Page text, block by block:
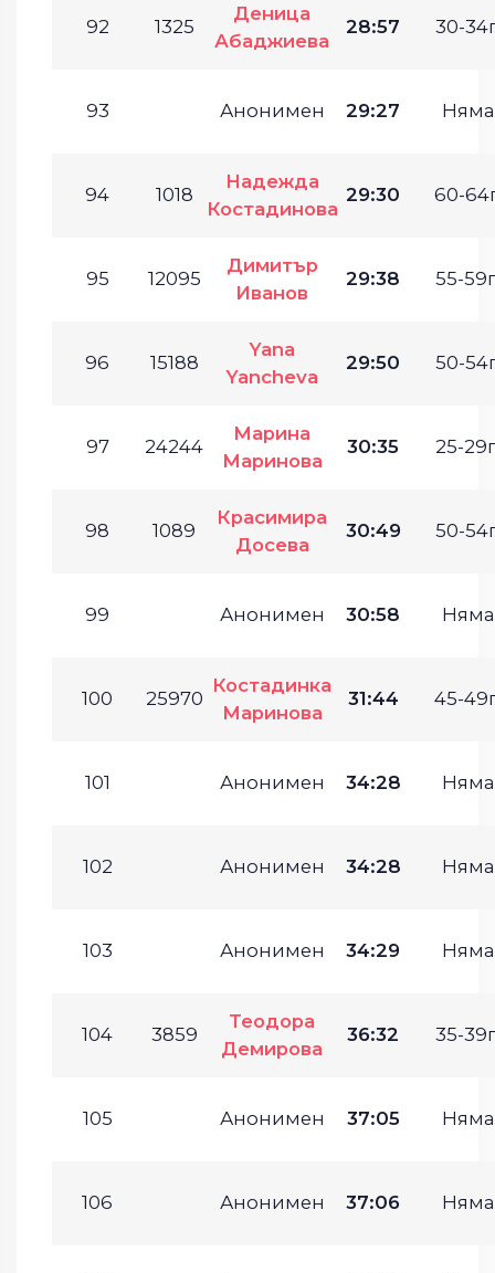
92 1325
Деница
Абаджиева
28:57 30-
93 Анонимен 29:27 Няма
94 1018
Надежда
Костадинова
29:30 60-
95 12095
Димитър
Иванов
29:38 55-
96 15188
Yana
Yancheva
29:50 50-
97 24244
Марина
Маринова
30:35 25-
98 1089
Красимира
Досева
30:49 50-
99 Анонимен 30:58 Няма
100 25970
Костадинка
Маринова
31:44 45-
101 Анонимен 34:28 Няма
102 Анонимен 34:28 Няма
103 Анонимен 34:29 Няма
104 3859
Теодора
Демирова
36:32 35-
105 Анонимен 37:05 Няма
106 Анонимен 37:06 Няма